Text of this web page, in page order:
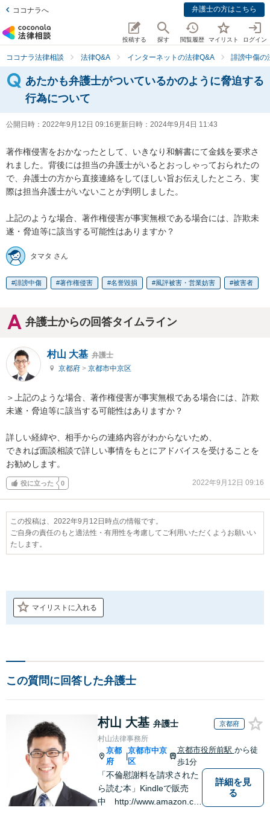
ココナラへ 弁護士の方はこちら
投稿する 探す 閲覧履歴 マイリスト ログイン
ココナラ法律相談 法律Q&A インターネットの法律Q&A 誹謗中傷の
あたかも弁護士がついているかのように脅迫する
行為について
公開日時： 2022年9月12日 09:16更新日時： 2024年9月4日 11:43
著作権侵害をおかなったとして、いきなり和解書にて金銭を要求さ
れました。背後には担当の弁護士がいるとおっしゃっておられたの
で、弁護士の方から直接連絡をしてほしい旨お伝えしたところ、実
際は担当弁護士がいないことが判明しました。
上記のような場合、著作権侵害が事実無根である場合には、詐欺未
遂・脅迫等に該当する可能性はありますか？
タマタ さん
誹謗中傷 著作権侵害 名誉毀損 風評被害・営業妨害 被害者
弁護士からの回答タイムライン
村山 大基 弁護士
京都府 > 京都市中京区
＞上記のような場合、著作権侵害が事実無根である場合には、詐欺
未遂・脅迫等に該当する可能性はありますか？
詳しい経緯や、相手からの連絡内容がわからないため、
できれば面談相談で詳しい事情をもとにアドバイスを受けることを
お勧めします。
役に立った 0 2022年9月12日 09:16
この投稿は、2022年9月12日時点の情報です。
ご自身の責任のもと適法性・有用性を考慮してご利用いただくようお願いい
たします。
マイリストに入れる
この質問に回答した弁護士
村山 大基 弁護士 京都府
村山法律事務所
京都
府
|
京都市中京
区
京都市役所前駅 から徒
歩1分
「不倫慰謝料を請求された
ら読む本」Kindleで販売
中 http://www.amazon.co.
詳細を見
る